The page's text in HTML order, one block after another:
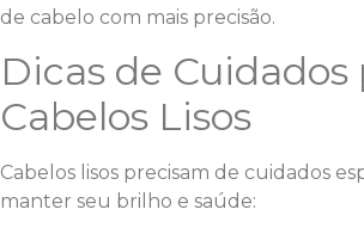
de cabelo com mais precisão.
Dicas de Cuidados
Cabelos Lisos
Cabelos lisos precisam de cuidados
manter seu brilho e saúde: